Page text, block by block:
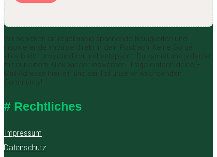
Wir schicken dir regelmäßig spannende Neuigkeiten und
inspirierende Impulse direkt in dein Postfach. Keine Sorge –
alles bleibt unverbindlich und entspannt. Du kannst uns jederzeit
mit nur einem Klick wieder loswerden. Trage einfach deine E-
Mail-Adresse hier ein und sei Teil unserer wachsenden
Community!
# Rechtliches
Impressum
Datenschutz